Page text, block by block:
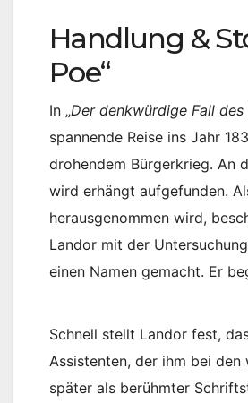
Handlung &
Poe“
In „Der denkwürdige Fall des
spannende Reise ins Jahr
drohendem Bürgerkrieg. An
wird erhängt aufgefunden.
herausgenommen wird,
Landor mit der
einen Namen gemacht. Er
Schnell stellt Landor fest,
Assistenten, der ihm bei
später als berühmter